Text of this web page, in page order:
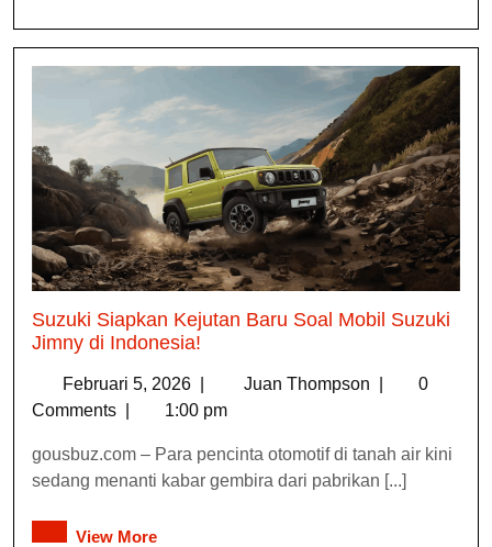
Suzuki Siapkan Kejutan Baru Soal Mobil Suzuki
Jimny di Indonesia!
Februari 5, 2026 Juan Thompson
0
Comments
1:00 pm
gousbuz.com – Para pencinta otomotif di tanah air kini
sedang menanti kabar gembira dari pabrikan [...]
View More